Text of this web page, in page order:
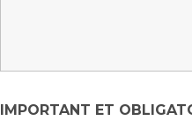
IMPORTANT ET